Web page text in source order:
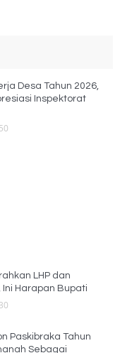
Desa Tahun 2026,
Inspektorat
LHP dan
Ini Harapan Bupati
Paskibraka Tahun
Sebagai